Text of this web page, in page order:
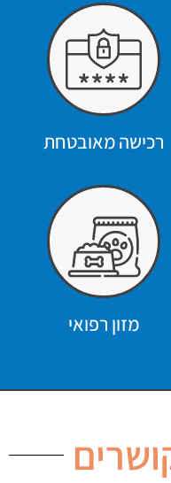
רכישה מאובטחת
מזון רפואי